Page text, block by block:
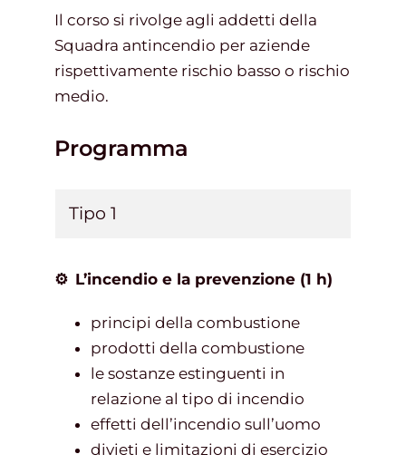
Il corso si rivolge agli addetti della
Squadra antincendio per aziende
rispettivamente rischio basso o rischio
medio.
Programma
Tipo 1
⚙ L’incendio e la prevenzione (1 h)
principi della combustione
prodotti della combustione
le sostanze estinguenti in
relazione al tipo di incendio
effetti dell’incendio sull’uomo
divieti e limitazioni di esercizio